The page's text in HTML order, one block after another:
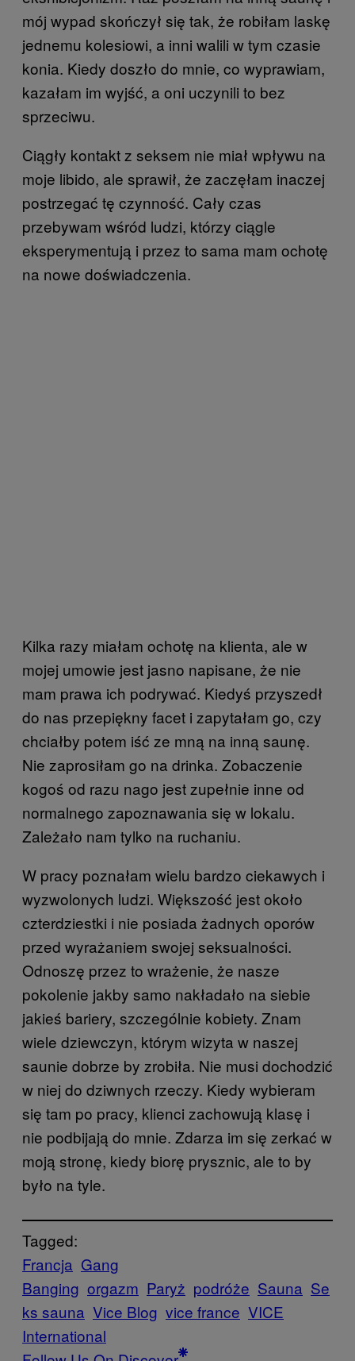
mój wypad skończył się tak, że robiłam laskę
jednemu kolesiowi, a inni walili w tym czasie
konia. Kiedy doszło do mnie, co wyprawiam,
kazałam im wyjść, a oni uczynili to bez
sprzeciwu.
Ciągły kontakt z seksem nie miał wpływu na
moje libido, ale sprawił, że zaczęłam inaczej
postrzegać tę czynność. Cały czas
przebywam wśród ludzi, którzy ciągle
eksperymentują i przez to sama mam ochotę
na nowe doświadczenia.
Kilka razy miałam ochotę na klienta, ale w
mojej umowie jest jasno napisane, że nie
mam prawa ich podrywać. Kiedyś przyszedł
do nas przepiękny facet i zapytałam go, czy
chciałby potem iść ze mną na inną saunę.
Nie zaprosiłam go na drinka. Zobaczenie
kogoś od razu nago jest zupełnie inne od
normalnego zapoznawania się w lokalu.
Zależało nam tylko na ruchaniu.
W pracy poznałam wielu bardzo ciekawych i
wyzwolonych ludzi. Większość jest około
czterdziestki i nie posiada żadnych oporów
przed wyrażaniem swojej seksualności.
Odnoszę przez to wrażenie, że nasze
pokolenie jakby samo nakładało na siebie
jakieś bariery, szczególnie kobiety. Znam
wiele dziewczyn, którym wizyta w naszej
saunie dobrze by zrobiła. Nie musi dochodzić
w niej do dziwnych rzeczy. Kiedy wybieram
się tam po pracy, klienci zachowują klasę i
nie podbijają do mnie. Zdarza im się zerkać w
moją stronę, kiedy biorę prysznic, ale to by
było na tyle.
Tagged:
Francja Gang
Banging orgazm Paryż podróże Sauna Se
ks sauna Vice Blog vice france VICE
International